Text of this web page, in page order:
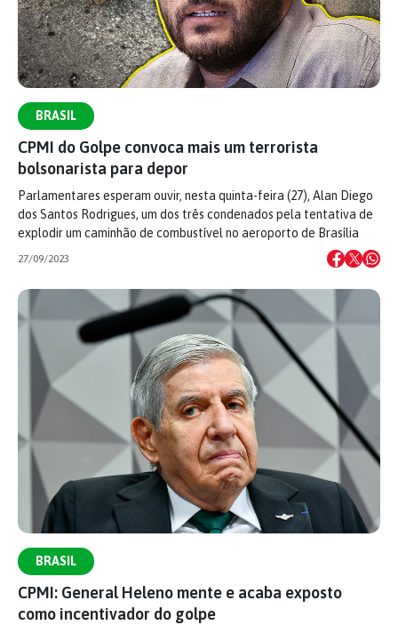
BRASIL
CPMI do Golpe convoca mais um terrorista
bolsonarista para depor
Parlamentares esperam ouvir, nesta quinta-feira (27), Alan Diego
dos Santos Rodrigues, um dos três condenados pela tentativa de
explodir um caminhão de combustível no aeroporto de Brasília
27/09/2023
BRASIL
CPMI: General Heleno mente e acaba exposto
como incentivador do golpe